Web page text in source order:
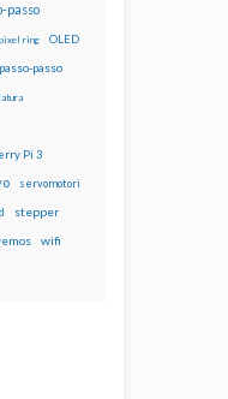
passo
ring OLED
passo-passo
Pi 3
servomotori
stepper
wifi